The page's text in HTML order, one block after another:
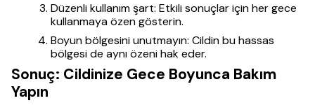
Düzenli kullanım şart: Etkili sonuçlar için her gece
kullanmaya özen gösterin.
Boyun bölgesini unutmayın: Cildin bu hassas
bölgesi de aynı özeni hak eder.
Sonuç: Cildinize Gece Boyunca Bakım
Yapın